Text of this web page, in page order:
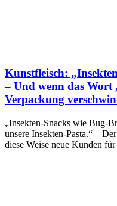
Kunstfleisch:
– Und wenn das Wort
Verpackung
„Insekten-Snacks wie Bug-
unsere Insekten-Pasta.“ –
diese Weise neue Kunden für